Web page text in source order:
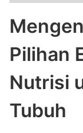
Pilihan
Nutrisi
Tubuh